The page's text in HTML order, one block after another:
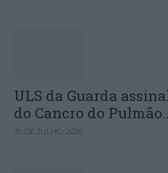
ULS da Guarda
do Cancro do
30 DE JULHO, 2026